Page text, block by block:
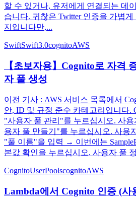
할 수 있거나, 유저에게 연결되는 데
습니다. 귀찮은 Twitter 인증을 가볍게
지입니다만,...
SwiftSwift3.0cognitoAWS
【초보자용】Cognito로 자격
자 풀 생성
이전 기사 : AWS 서비스 목록에서
안, ID 및 규정 준수 카테고리입니다.
"사용자 풀 관리"를 누르십시오. 사
용자 풀 만들기"를 누르십시오. 사용
"풀 이름"을 입력 → 이번에는
본값 확인을 누르십시오. 사용자 풀
CognitoUserPoolscognitoAWS
Lambda에서 Cognito 인증 (사